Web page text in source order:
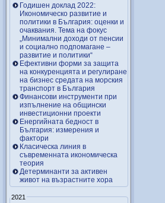
Годишен доклад 2022:
Икономическо развитие и
политики в България: оценки и
очаквания. Тема на фокус
„Минимални доходи от пенсии
и социално подпомагане –
развитие и политики“
Ефективни форми за защита
на конкуренцията и регулиране
на бизнес средата на морския
транспорт в България
Финансови инструменти при
изпълнение на общински
инвестиционни проекти
Енергийната бедност в
България: измерения и
фактори
Класическа линия в
съвременната икономическа
теория
Детерминанти за активен
живот на възрастните хора
2021